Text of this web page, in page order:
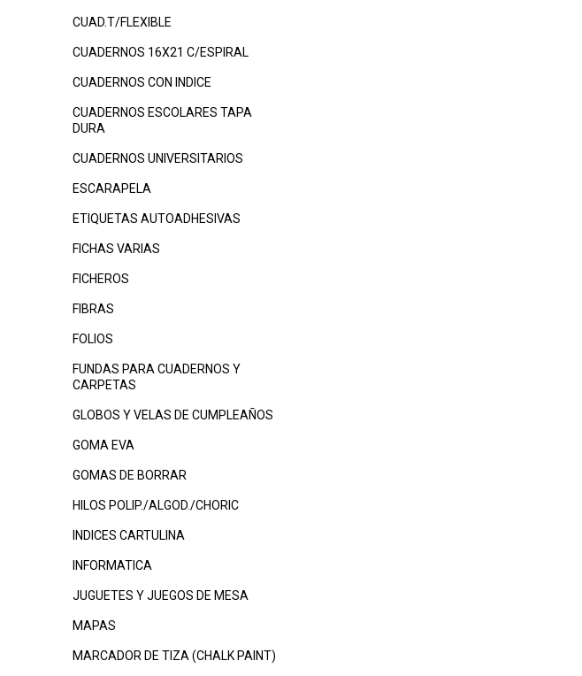
CUAD.T/FLEXIBLE
CUADERNOS 16X21 C/ESPIRAL
CUADERNOS CON INDICE
CUADERNOS ESCOLARES TAPA
DURA
CUADERNOS UNIVERSITARIOS
ESCARAPELA
ETIQUETAS AUTOADHESIVAS
FICHAS VARIAS
FICHEROS
FIBRAS
FOLIOS
FUNDAS PARA CUADERNOS Y
CARPETAS
GLOBOS Y VELAS DE CUMPLEAÑOS
GOMA EVA
GOMAS DE BORRAR
HILOS POLIP./ALGOD./CHORIC
INDICES CARTULINA
INFORMATICA
JUGUETES Y JUEGOS DE MESA
MAPAS
MARCADOR DE TIZA (CHALK PAINT)